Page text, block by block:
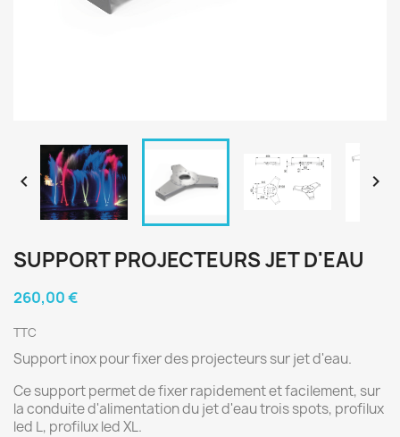
 
SUPPORT PROJECTEURS JET D'EAU
260,00 €
TTC
Support inox pour fixer des projecteurs sur jet d'eau.
Ce support permet de fixer rapidement et facilement, sur
la conduite d'alimentation du jet d'eau trois spots, profilux
led L, profilux led XL.